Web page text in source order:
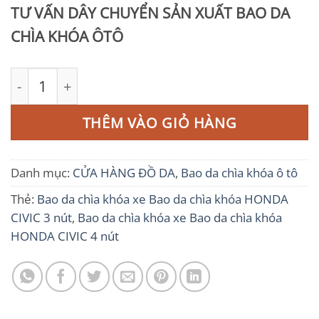
TƯ VẤN DÂY CHUYỂN SẢN XUẤT BAO DA
CHÌA KHÓA ÔTÔ
Bao da chìa khóa HONDA CIVIC số lượng
THÊM VÀO GIỎ HÀNG
Danh mục: CỬA HÀNG ĐỒ DA, Bao da chìa khóa ô tô
Thẻ: Bao da chìa khóa xe Bao da chìa khóa HONDA
CIVIC 3 nút, Bao da chìa khóa xe Bao da chìa khóa
HONDA CIVIC 4 nút